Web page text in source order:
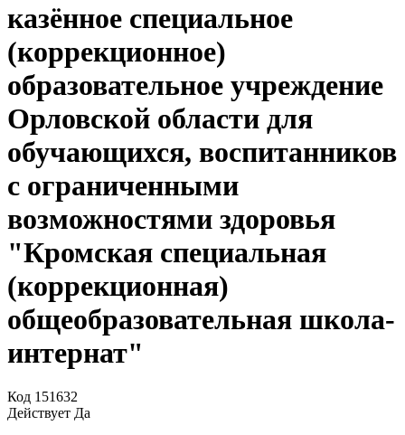
казённое специальное
(коррекционное)
образовательное учреждение
Орловской области для
обучающихся, воспитанников
с ограниченными
возможностями здоровья
"Кромская специальная
(коррекционная)
общеобразовательная школа-
интернат"
Код 151632
Действует Да